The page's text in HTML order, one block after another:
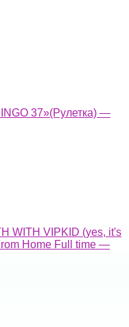
37»(Рулетка) —
WITH VIPKID (yes, it's
Home Full time —